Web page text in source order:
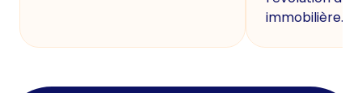
immobilière.